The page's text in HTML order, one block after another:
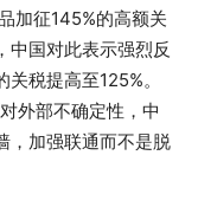
加征145%的高额关
中国对此表示强烈反
税提高至125%。
外部不确定性，中
，加强联通而不是脱